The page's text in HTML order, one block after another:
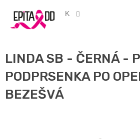
obsah
CZK
LINDA SB - ČERNÁ -
PODPRSENKA PO
BEZEŠVÁ